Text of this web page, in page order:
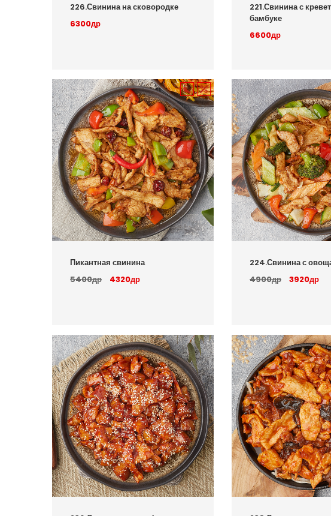
226.Свинина на сковородке
6300др
221.Свинина с
бамбуке
6600др
Пикантная свинина
5400др
4320др
224.Свинина с
4900др
3920др